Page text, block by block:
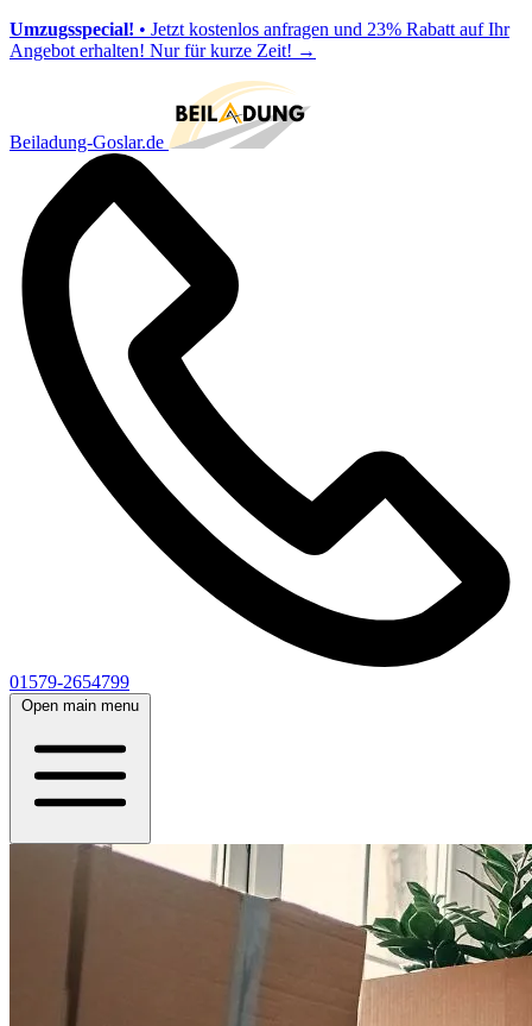
Umzugsspecial! • Jetzt kostenlos anfragen und 23% Rabatt auf Ihr
Angebot erhalten! Nur für kurze Zeit! →
Beiladung-Goslar.de
01579-2654799
Open main menu